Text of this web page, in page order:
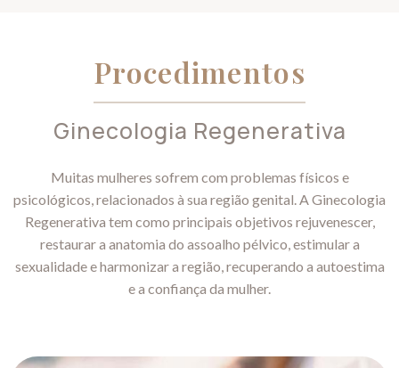
Procedimentos
Ginecologia Regenerativa
Muitas mulheres sofrem com problemas físicos e
psicológicos, relacionados à sua região genital. A Ginecologia
Regenerativa tem como principais objetivos rejuvenescer,
restaurar a anatomia do assoalho pélvico, estimular a
sexualidade e harmonizar a região, recuperando a autoestima
e a confiança da mulher.